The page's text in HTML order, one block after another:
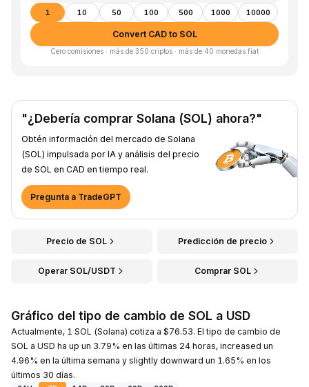
1 10 50 100 500 1000 10000
Convert CAD to SOL
Cero comisiones · más de 350 criptos · más de 40 monedas fiat
"¿Debería comprar Solana (SOL) ahora?"
Obtén información del mercado de Solana
(SOL) impulsada por IA y análisis del precio
de SOL en CAD en tiempo real.
Pregunta a TradeGPT
Precio de SOL Predicción de precio
Operar SOL/USDT Comprar SOL
Gráfico del tipo de cambio de SOL a USD
Actualmente, 1 SOL (Solana) cotiza a $76.53. El tipo de cambio de
SOL a USD ha up un 3.79% en las últimas 24 horas, increased un
4.96% en la última semana y slightly downward un 1.65% en los
últimos 30 días.